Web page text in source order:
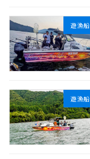
遊漁船
遊漁船